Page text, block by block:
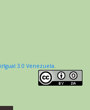
3.0 Venezuela